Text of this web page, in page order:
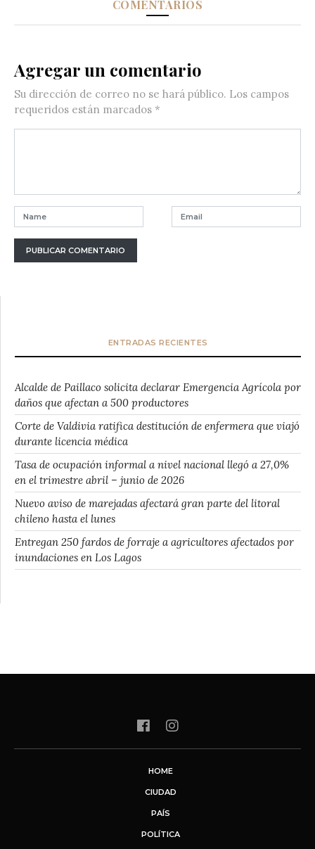
COMENTARIOS
Agregar un comentario
Su dirección de correo no se hará público. Los campos
requeridos están marcados *
ENTRADAS RECIENTES
Alcalde de Paillaco solicita declarar Emergencia Agrícola por
daños que afectan a 500 productores
Corte de Valdivia ratifica destitución de enfermera que viajó
durante licencia médica
Tasa de ocupación informal a nivel nacional llegó a 27,0%
en el trimestre abril – junio de 2026
Nuevo aviso de marejadas afectará gran parte del litoral
chileno hasta el lunes
Entregan 250 fardos de forraje a agricultores afectados por
inundaciones en Los Lagos
HOME
CIUDAD
PAÍS
POLÍTICA